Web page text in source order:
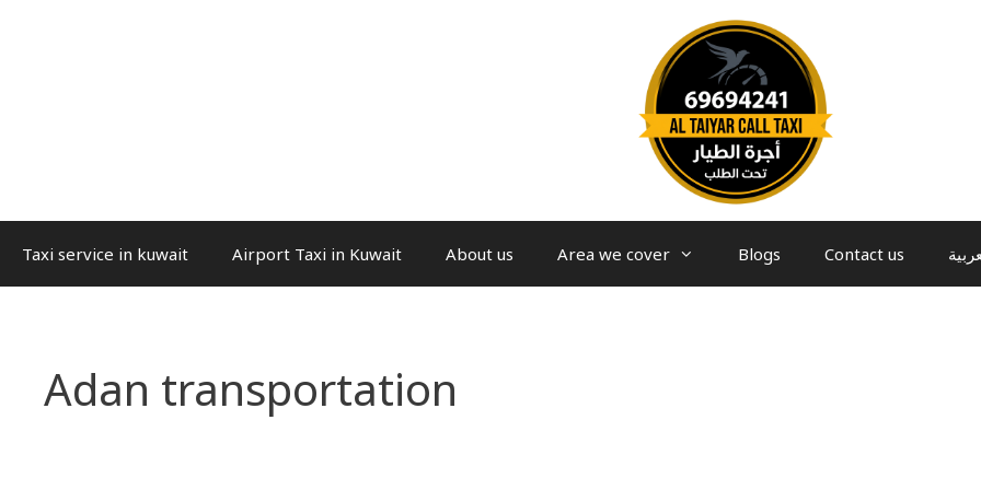
Taxi service in kuwait Airport Taxi in Kuwait About us Area we cover Blogs Contact us
Adan transportation